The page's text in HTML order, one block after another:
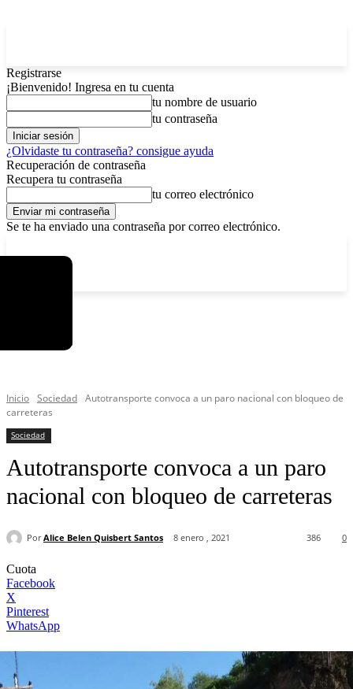
Registrarse
¡Bienvenido! Ingresa en tu cuenta
tu nombre de usuario
tu contraseña
¿Olvidaste tu contraseña? consigue ayuda
Recuperación de contraseña
Recupera tu contraseña
tu correo electrónico
Se te ha enviado una contraseña por correo electrónico.
Inicio Sociedad Autotransporte convoca a un paro nacional con bloqueo de
carreteras
Sociedad
Autotransporte convoca a un paro
nacional con bloqueo de carreteras
Por Alice Belen Quisbert Santos 8 enero , 2021 0
386
Cuota
Facebook
X
Pinterest
WhatsApp